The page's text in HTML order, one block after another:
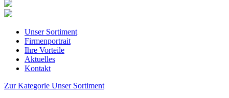
Unser Sortiment
Firmenportrait
Ihre Vorteile
Aktuelles
Kontakt
Zur Kategorie Unser Sortiment